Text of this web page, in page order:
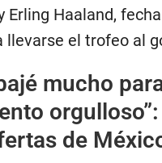
Erling Haaland,
llevarse el trofeo al
mucho
de